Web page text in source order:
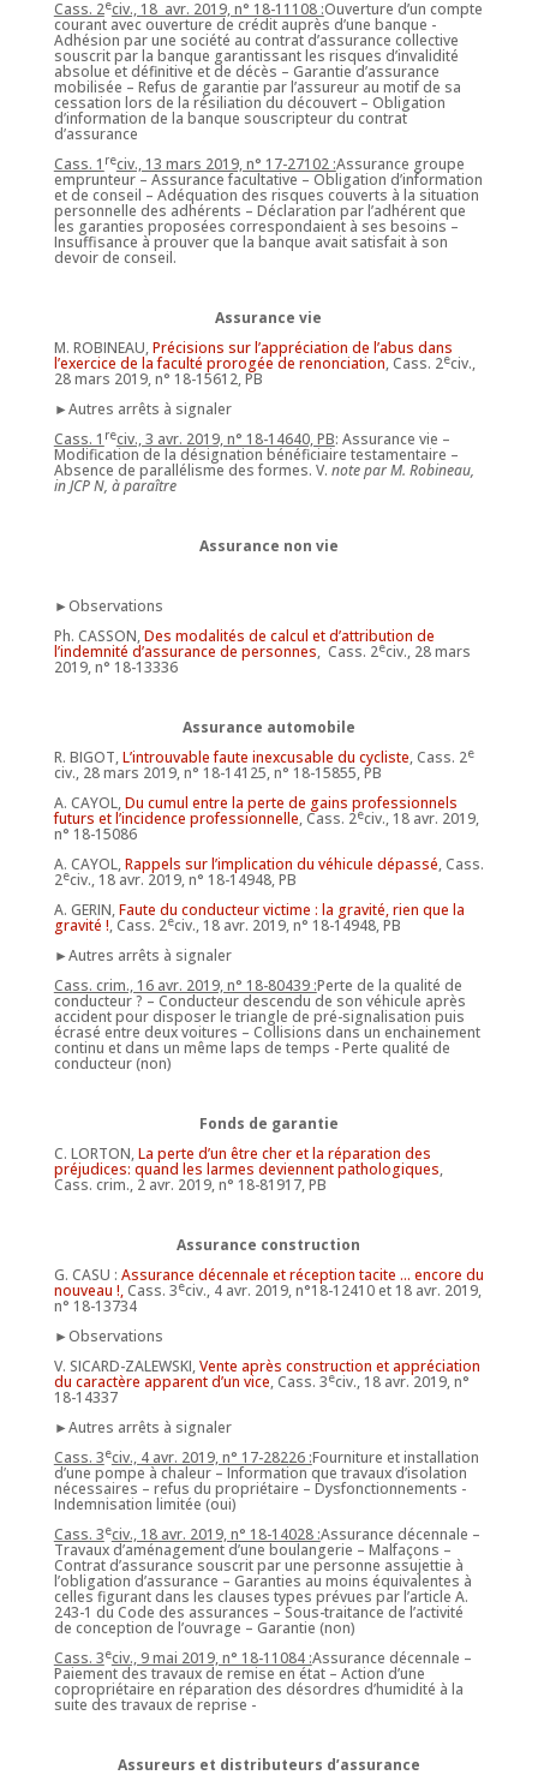
Cass. 2eciv., 18 avr. 2019, n° 18-11108 :Ouverture d’un compte
courant avec ouverture de crédit auprès d’une banque -
Adhésion par une société au contrat d’assurance collective
souscrit par la banque garantissant les risques d’invalidité
absolue et définitive et de décès – Garantie d’assurance
mobilisée – Refus de garantie par l’assureur au motif de sa
cessation lors de la résiliation du découvert – Obligation
d’information de la banque souscripteur du contrat
d’assurance
Cass. 1 reciv., 13 mars 2019, n° 17-27102 :Assurance groupe
emprunteur – Assurance facultative – Obligation d’information
et de conseil – Adéquation des risques couverts à la situation
personnelle des adhérents – Déclaration par l’adhérent que
les garanties proposées correspondaient à ses besoins –
Insuffisance à prouver que la banque avait satisfait à son
devoir de conseil.
Assurance vie
M. ROBINEAU,Précisions sur l’appréciation de l’abus dans
l’exercice de la faculté prorogée de renonciation, Cass. 2eciv.,
28 mars 2019, n° 18-15612, PB
►Autres arrêts à signaler
Cass. 1 reciv., 3 avr. 2019, n° 18-14640, PB: Assurance vie –
Modification de la désignation bénéficiaire testamentaire –
Absence de parallélisme des formes. V. note par M. Robineau,
in JCP N, à paraître
Assurance non vie
►Observations
Ph. CASSON,Des modalités de calcul et d’attribution de
l’indemnité d’assurance de personnes, Cass. 2eciv., 28 mars
2019, n° 18-13336
Assurance automobile
R. BIGOT,L’introuvable faute inexcusable du cycliste, Cass. 2e
civ., 28 mars 2019, n° 18-14125, n° 18-15855, PB
A. CAYOL,Du cumul entre la perte de gains professionnels
futurs et l’incidence professionnelle, Cass. 2eciv., 18 avr. 2019,
n° 18-15086
A. CAYOL,Rappels sur l’implication du véhicule dépassé, Cass.
2eciv., 18 avr. 2019, n° 18-14948, PB
A. GERIN,Faute du conducteur victime : la gravité, rien que la
gravité !, Cass. 2eciv., 18 avr. 2019, n° 18-14948, PB
►Autres arrêts à signaler
Cass. crim., 16 avr. 2019, n° 18-80439 :Perte de la qualité de
conducteur ? – Conducteur descendu de son véhicule après
accident pour disposer le triangle de pré-signalisation puis
écrasé entre deux voitures – Collisions dans un enchainement
continu et dans un même laps de temps - Perte qualité de
conducteur (non)
Fonds de garantie
C. LORTON,La perte d’un être cher et la réparation des
préjudices: quand les larmes deviennent pathologiques,
Cass. crim., 2 avr. 2019, n° 18-81917, PB
Assurance construction
G. CASU : Assurance décennale et réception tacite … encore du
nouveau !,Cass. 3eciv., 4 avr. 2019, n°18-12410 et 18 avr. 2019,
n° 18-13734
►Observations
V. SICARD-ZALEWSKI,Vente après construction et appréciation
du caractère apparent d’un vice, Cass. 3eciv., 18 avr. 2019, n°
18-14337
►Autres arrêts à signaler
Cass. 3eciv., 4 avr. 2019, n° 17-28226 :Fourniture et installation
d’une pompe à chaleur – Information que travaux d’isolation
nécessaires – refus du propriétaire – Dysfonctionnements -
Indemnisation limitée (oui)
Cass. 3eciv., 18 avr. 2019, n° 18-14028 :Assurance décennale –
Travaux d’aménagement d’une boulangerie – Malfaçons –
Contrat d’assurance souscrit par une personne assujettie à
l’obligation d’assurance – Garanties au moins équivalentes à
celles figurant dans les clauses types prévues par l’article A.
243-1 du Code des assurances – Sous-traitance de l’activité
de conception de l’ouvrage – Garantie (non)
Cass. 3eciv., 9 mai 2019, n° 18-11084 :Assurance décennale –
Paiement des travaux de remise en état – Action d’une
copropriétaire en réparation des désordres d’humidité à la
suite des travaux de reprise -
Assureurs et distributeurs d’assurance